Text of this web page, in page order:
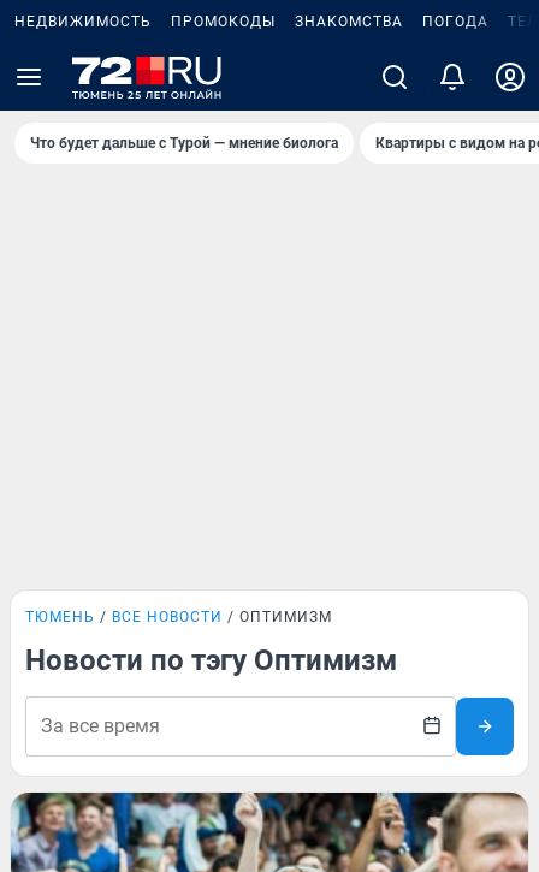
НЕДВИЖИМОСТЬ ПРОМОКОДЫ ЗНАКОМСТВА ПОГОДА
Что будет дальше с Турой — мнение биолога Квартиры с видом на
ТЮМЕНЬ ВСЕ НОВОСТИ ОПТИМИЗМ
Новости по тэгу Оптимизм